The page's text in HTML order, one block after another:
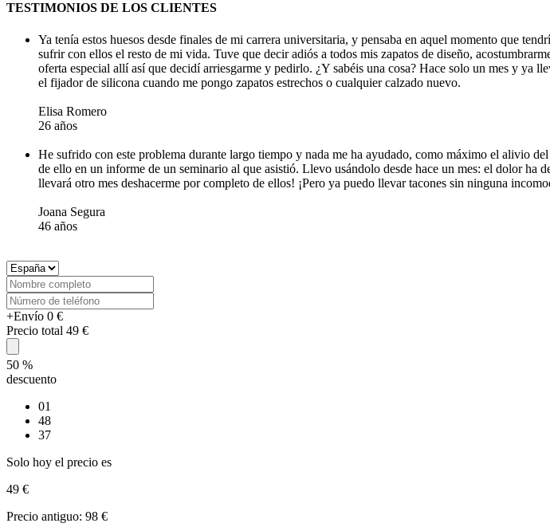
TESTIMONIOS DE LOS CLIENTES
Ya tenía estos huesos desde finales de mi carrera universitaria, y pensaba en aquel momento que
sufrir con ellos el resto de mi vida. Tuve que decir adiós a todos mis zapatos de diseño,
oferta especial allí así que decidí arriesgarme y pedirlo. ¿Y sabéis una cosa? Hace solo un mes y ya
el fijador de silicona cuando me pongo zapatos estrechos o cualquier calzado nuevo.
Elisa Romero
26 años
He sufrido con este problema durante largo tiempo y nada me ha ayudado, como máximo el alivio
de ello en un informe de un seminario al que asistió. Llevo usándolo desde hace un mes: el dolor ha
llevará otro mes deshacerme por completo de ellos! ¡Pero ya puedo llevar tacones sin ninguna
Joana Segura
46 años
+Envío 0 €
Precio total 49 €
50 %
descuento
01
48
37
Solo hoy el precio es
49 €
Precio antiguo: 98 €